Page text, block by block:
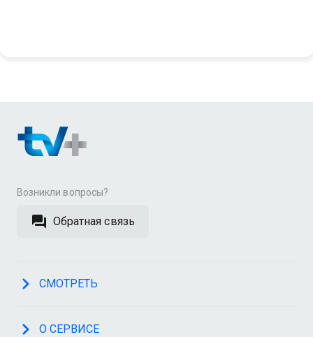
Возникли вопросы?
Обратная связь
СМОТРЕТЬ
О СЕРВИСЕ